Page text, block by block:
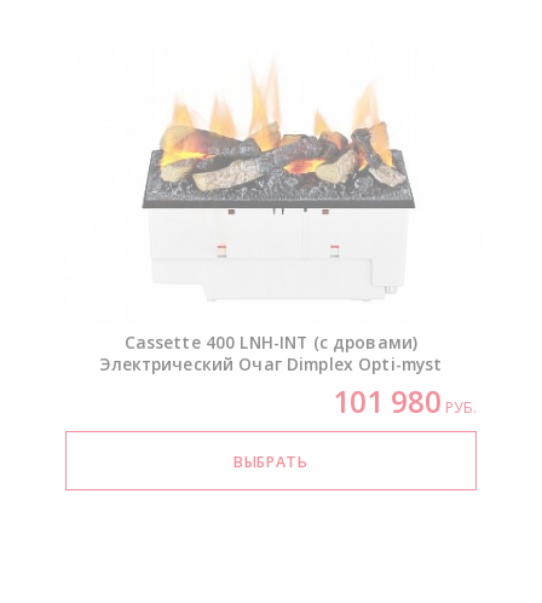
Cassette 400 LNH-INT (с дровами)
Электрический Очаг Dimplex Opti-myst
101 980 РУБ.